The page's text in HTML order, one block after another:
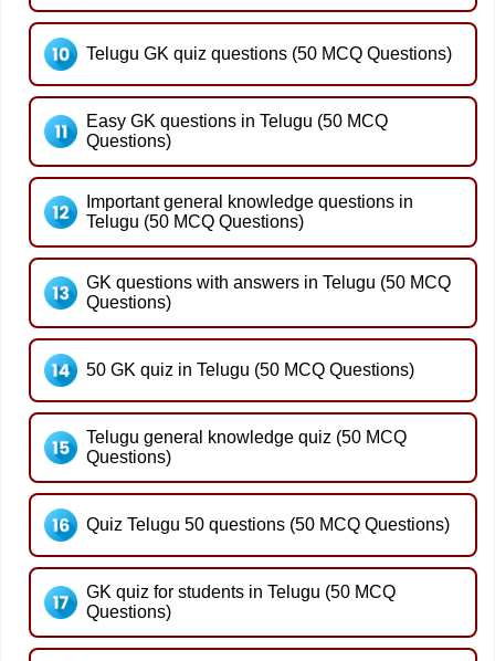
Telugu GK quiz questions (50 MCQ Questions)
Easy GK questions in Telugu (50 MCQ
Questions)
Important general knowledge questions in
Telugu (50 MCQ Questions)
GK questions with answers in Telugu (50 MCQ
Questions)
50 GK quiz in Telugu (50 MCQ Questions)
Telugu general knowledge quiz (50 MCQ
Questions)
Quiz Telugu 50 questions (50 MCQ Questions)
GK quiz for students in Telugu (50 MCQ
Questions)